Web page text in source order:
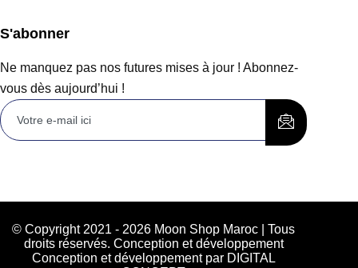
S'abonner
Ne manquez pas nos futures mises à jour ! Abonnez-
vous dès aujourd’hui !
© Copyright 2021 - 2026 Moon Shop Maroc | Tous
droits réservés. Conception et développement
Conception et développement par DIGITAL